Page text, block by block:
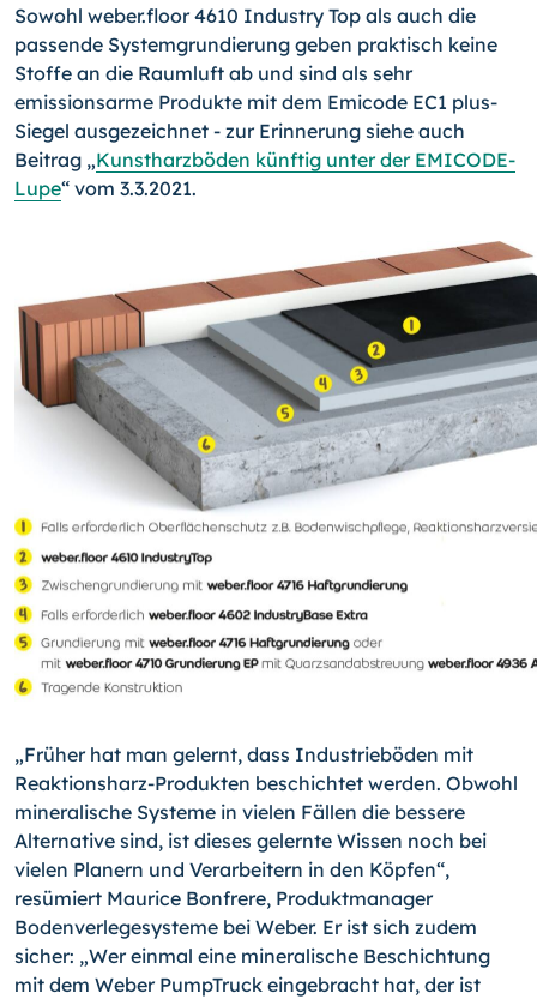
Sowohl weber.floor 4610 Industry Top als auch die
passende Systemgrundierung geben praktisch keine
Stoffe an die Raumluft ab und sind als sehr
emissionsarme Produkte mit dem Emicode EC1 plus-
Siegel ausgezeichnet - zur Erinnerung siehe auch
Beitrag „Kunstharzböden künftig unter der EMICODE-
Lupe“ vom 3.3.2021.
„Früher hat man gelernt, dass Industrieböden mit
Reaktionsharz-Produkten beschichtet werden. Obwohl
mineralische Systeme in vielen Fällen die bessere
Alternative sind, ist dieses gelernte Wissen noch bei
vielen Planern und Verarbeitern in den Köpfen“,
resümiert Maurice Bonfrere, Produktmanager
Bodenverlegesysteme bei Weber. Er ist sich zudem
sicher: „Wer einmal eine mineralische Beschichtung
mit dem Weber PumpTruck eingebracht hat, der ist